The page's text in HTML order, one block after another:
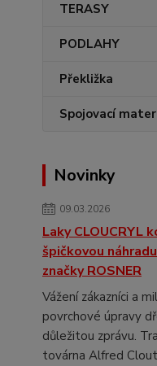
TERASY
PODLAHY
Překližka
Spojovací
Novinky
09.03.2026
Laky CLOUCRYL
špičkovou
značky ROSNER
Vážení zákazníci a
povrchové úpravy
důležitou zprávu.
továrna Alfred